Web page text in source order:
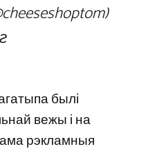
былі
вежы і на
рэкламныя